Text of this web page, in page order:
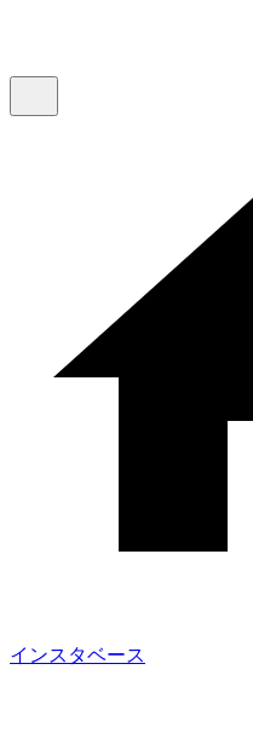
インスタベース